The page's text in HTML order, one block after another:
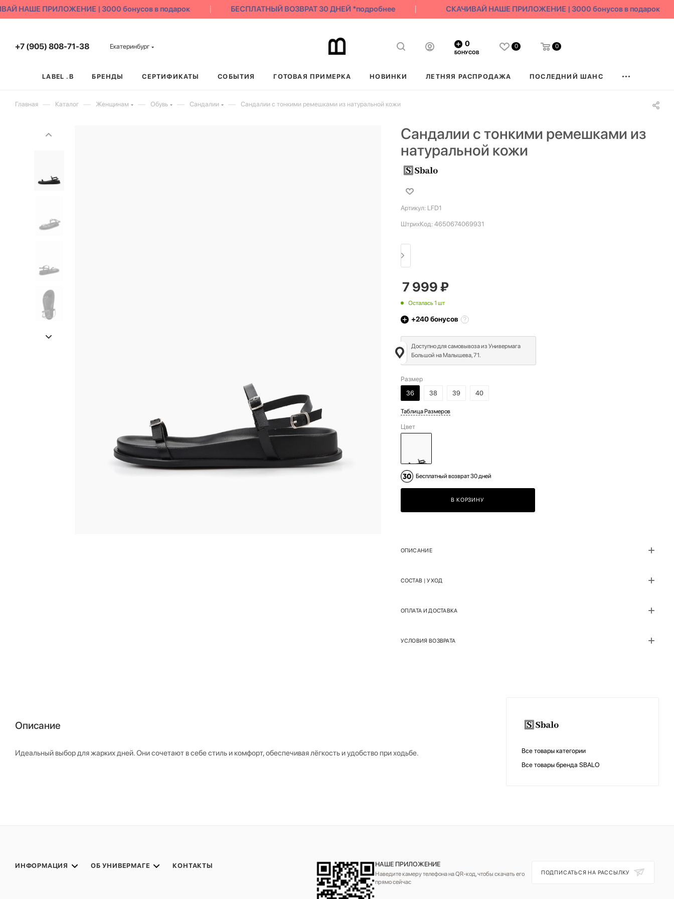
НАШЕ ПРИЛОЖЕНИЕ | 3000 бонусов в подарок БЕСПЛАТНЫЙ ВОЗВРАТ 30 ДНЕЙ *подробнее СКАЧИВАЙ НАШЕ ПРИЛОЖЕНИЕ | 3000 бонусов в подарок
+7 (905) 808-71-38 Екатеринбург 0
БОНУСОВ
0 0
LABEL .B БРЕНДЫ СЕРТИФИКАТЫ СОБЫТИЯ ГОТОВАЯ ПРИМЕРКА НОВИНКИ ЛЕТНЯЯ РАСПРОДАЖА ПОСЛЕДНИЙ ШАНС
Главная — Каталог — Женщинам — Обувь — Сандалии — Сандалии с тонкими ремешками из натуральной кожи
Сандалии с тонкими ремешками из
натуральной кожи
Артикул: LFD1
ШтрихКод: 4650674069931
7 999₽
Осталась 1 шт
+240бонусов
Доступно для самовывоза из Универмага
Большой на Малышева, 71.
Размер
36
38 39 40
Таблица Размеров
Цвет
Бесплатный возврат 30 дней
В КОРЗИНУ
ОПИСАНИЕ
СОСТАВ | УХОД
ОПЛАТА И ДОСТАВКА
УСЛОВИЯ ВОЗВРАТА
Описание
Идеальный выбор для жарких дней. Они сочетают в себе стиль и комфорт, обеспечивая лёгкость и удобство при ходьбе.
Все товары категории
Все товары бренда SBALO
ИНФОРМАЦИЯ ОБ УНИВЕРМАГЕ КОНТАКТЫ НАШЕ ПРИЛОЖЕНИЕ
Наведите камеру телефона на QR-код, чтобы скачать его
прямо сейчас
ПОДПИСАТЬСЯ НА РАССЫЛКУ